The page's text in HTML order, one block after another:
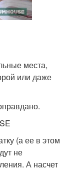
места,
или даже
(а ее в этом
не
А насчет